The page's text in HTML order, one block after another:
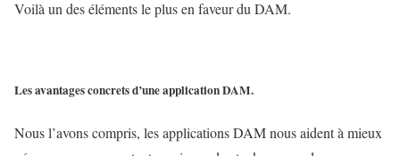
Voilà un des éléments le plus en faveur du DAM.
Les avantages concrets d’une application DAM.
Nous l’avons compris, les applications DAM nous aident à mieux